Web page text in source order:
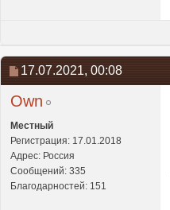
17.07.2021, 00:08
Own
Местный
Регистрация: 17.01.2018
Адрес: Россия
Сообщений: 335
Благодарностей: 151